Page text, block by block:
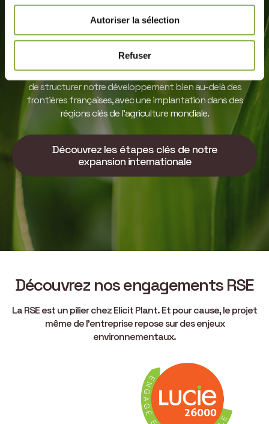
Autoriser la sélection
Refuser
mondiale
portée par une approche scientifique unique et un ancrage
fort dans le monde agricole. Cette dynamique nous a permis
de structurer notre développement bien au-delà des
frontières françaises, avec une implantation dans des
régions clés de l’agriculture mondiale.
Découvrez les étapes clés de notre
expansion internationale
Découvrez nos engagements RSE
La RSE est un pilier chez Elicit Plant. Et pour cause, le projet
même de l’entreprise repose sur des enjeux
environnementaux.